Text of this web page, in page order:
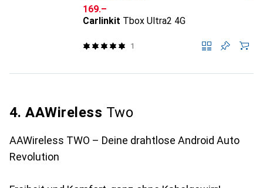
CHF
169.–
Carlinkit Tbox Ultra2 4G
1
4. AAWireless Two
AAWireless TWO – Deine drahtlose Android Auto
Revolution